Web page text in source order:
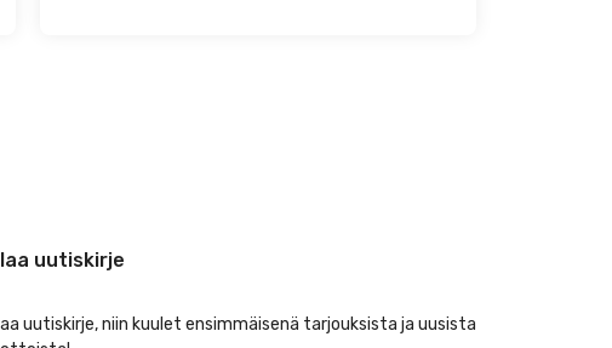
uutiskirje
uutiskirje, niin kuulet ensimmäisenä tarjouksista ja uusista